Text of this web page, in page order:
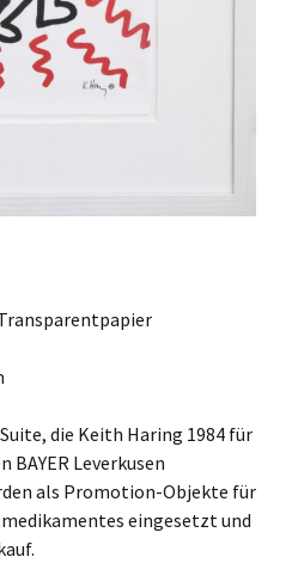
die Keith Haring 1984 für
Leverkusen
als Promotion-Objekte für
eingesetzt und